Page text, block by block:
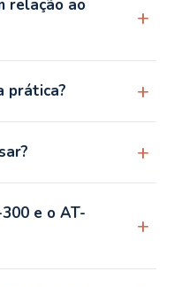
relação ao
prática?
e o AT-